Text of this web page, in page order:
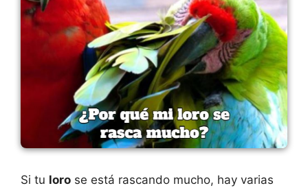
Si tu loro se está rascando mucho, hay varias